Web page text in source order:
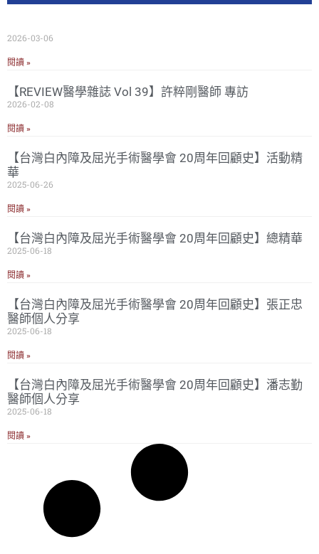
2026-03-06
閱讀 »
【REVIEW醫學雜誌 Vol 39】許粹剛醫師 專訪
2026-02-08
閱讀 »
【台灣白內障及屈光手術醫學會 20周年回顧史】活動精
華
2025-06-26
閱讀 »
【台灣白內障及屈光手術醫學會 20周年回顧史】總精華
2025-06-18
閱讀 »
【台灣白內障及屈光手術醫學會 20周年回顧史】張正忠
醫師個人分享
2025-06-18
閱讀 »
【台灣白內障及屈光手術醫學會 20周年回顧史】潘志勤
醫師個人分享
2025-06-18
閱讀 »